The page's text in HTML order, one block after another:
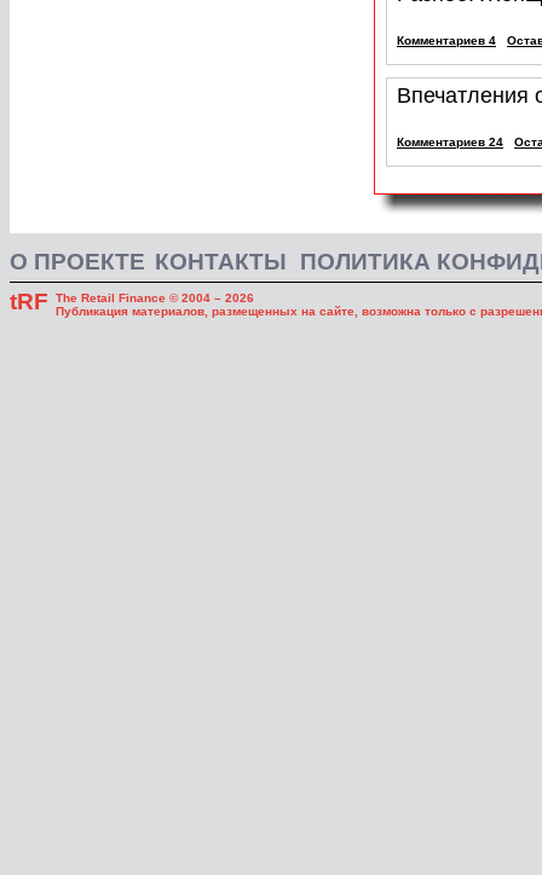
Комментариев 4
Впечатления
Комментариев 24
О ПРОЕКТЕ КОНТАКТЫ ПОЛИТИКА
The Retail Finance © 2004 – 2026
Публикация материалов, размещенных на сайте, возможна только с
tRF